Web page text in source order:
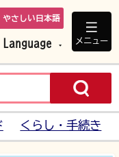
下妻市ホームペ
やさしい日本語
Language メニュー
くらし・手続き